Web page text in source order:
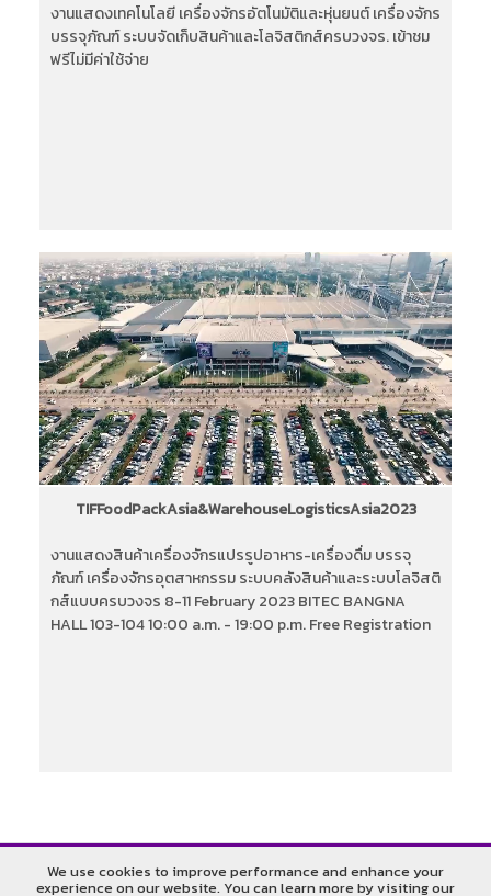
We use cookies to improve performance and enhance your
experience on our website. You can learn more by visiting our
งานแสดงเทคโนโลยี เครื่องจักรอัตโนมัติและหุ่นยนต์ เครื่องจักร
บรรจุภัณฑ์ ระบบจัดเก็บสินค้าและโลจิสติกส์ครบวงจร. เข้าชม
ฟรีไม่มีค่าใช้จ่าย
TIFFoodPackAsia&WarehouseLogisticsAsia2023
งานแสดงสินค้าเครื่องจักรแปรรูปอาหาร-เครื่องดื่ม บรรจุ
ภัณฑ์ เครื่องจักรอุตสาหกรรม ระบบคลังสินค้าและระบบโลจิสติ
กส์แบบครบวงจร 8-11 February 2023 BITEC BANGNA
HALL 103-104 10:00 a.m. - 19:00 p.m. Free Registration
รับประกันคืนเงิน
รับประกันราคาดีที่สุด